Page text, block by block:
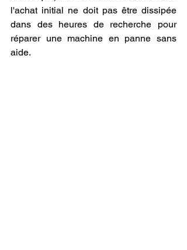
l'achat initial ne doit pas être dissipée
dans des heures de recherche pour
réparer une machine en panne sans
aide.